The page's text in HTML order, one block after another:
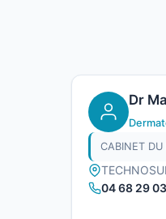
Dr
CABINET DU
04 68 29